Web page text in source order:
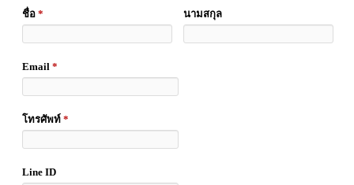
ชื่อ * นามสกุล
Email *
โทรศัพท์ *
Line ID